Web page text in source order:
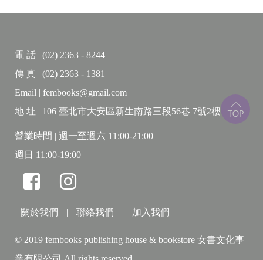
★父母可以做些什麼
本書特色
◆手機問世後，以玩耍為主的童年在一九八○年代
開始式微，在二○一○年代初被「以手機為主的童年」
取代。被當成白老鼠的Z世代出現重大身心狀況，他們
的童年在3C產品的制約下，被剝奪了以遊戲、實體互
動與獨立探索為基礎的學習過程。
神經發育，如睡眠剝奪、注意力碎片化、上癮。
電 話 | (02) 2363 - 8244
傳 真 | (02) 2363 - 1381
Email | fembooks@gmail.com
地 址 | 106 臺北市大安區新生南路三段56巷 7號2樓
營業時間 | 週一至週六 11:00-21:00
週日 11:00-19:00
關於我們 | 聯絡我們 | 加入我們
© 2019 fembooks publishing house & bookstore 女書文化事